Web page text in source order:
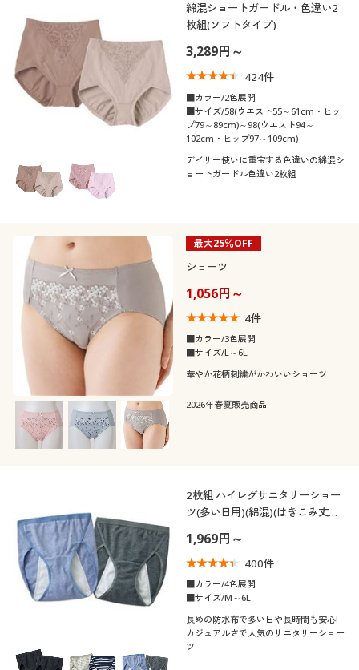
綿混ショートガードル・色違い2
枚組(ソフトタイプ)
3,289円～
424件
■カラー/2色展開
■サイズ/58(ウエスト55～61cm・ヒッ
プ79～89cm)～98(ウエスト94～
102cm・ヒップ97～109cm)
デイリー使いに重宝する色違いの綿混シ
ョートガードル色違い2枚組
最大25％OFF
ショーツ
1,056円～
4件
■カラー/3色展開
■サイズ/L～6L
華やか花柄刺繍がかわいいショーツ
2026年春夏販売商品
2枚組 ハイレグサニタリーショー
ツ(多い日用)(綿混)(はきこみ丈ス
1,969円～
400件
■カラー/4色展開
■サイズ/M～6L
長めの防水布で多い日や長時間も安心!
カジュアルさで人気のサニタリーショー
ツ